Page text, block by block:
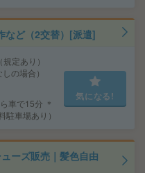
など（2交替）[派遣]
定あり）
の場合）
車で15分 ＊
車場あり）
気になる!
ーズ販売｜髪色自由